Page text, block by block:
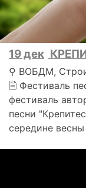
19 дек
⚲ ВОБДМ,
🗎 Фестиваль
фестиваль
песни
середине